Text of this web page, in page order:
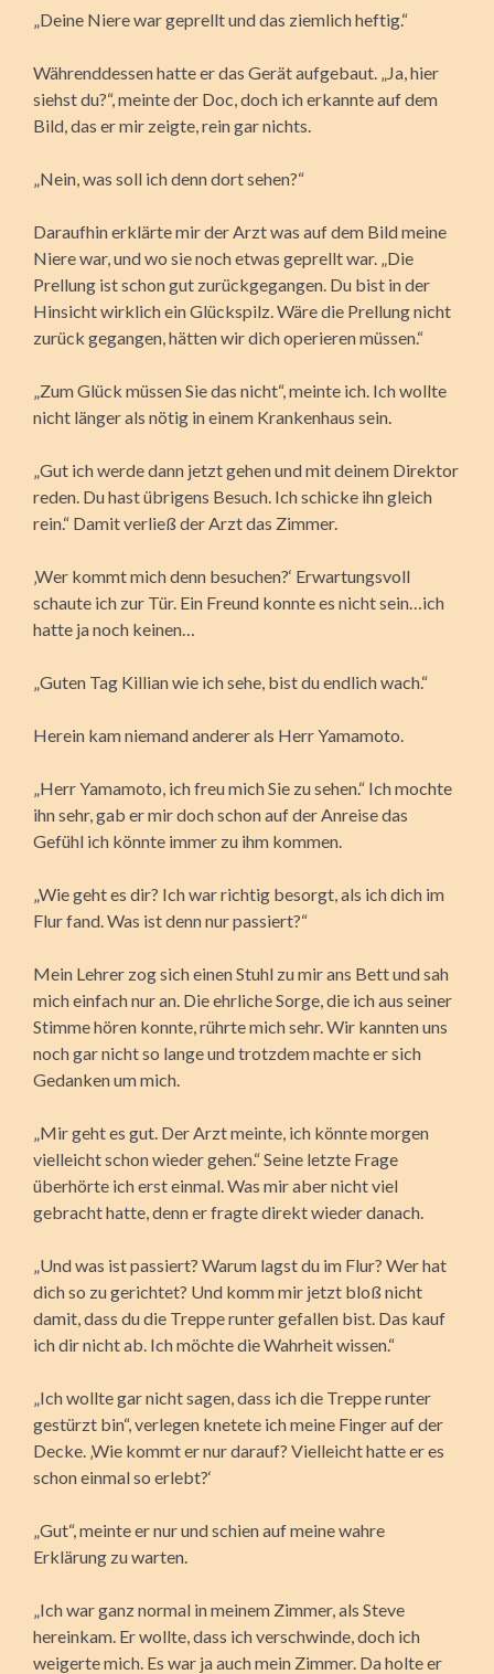
„Deine Niere war geprellt und das ziemlich heftig.“
Währenddessen hatte er das Gerät aufgebaut. „Ja, hier
siehst du?“, meinte der Doc, doch ich erkannte auf dem
Bild, das er mir zeigte, rein gar nichts.
„Nein, was soll ich denn dort sehen?“
Daraufhin erklärte mir der Arzt was auf dem Bild meine
Niere war, und wo sie noch etwas geprellt war. „Die
Prellung ist schon gut zurückgegangen. Du bist in der
Hinsicht wirklich ein Glückspilz. Wäre die Prellung nicht
zurück gegangen, hätten wir dich operieren müssen.“
„Zum Glück müssen Sie das nicht“, meinte ich. Ich wollte
nicht länger als nötig in einem Krankenhaus sein.
„Gut ich werde dann jetzt gehen und mit deinem Direktor
reden. Du hast übrigens Besuch. Ich schicke ihn gleich
rein.“ Damit verließ der Arzt das Zimmer.
‚Wer kommt mich denn besuchen?‘ Erwartungsvoll
schaute ich zur Tür. Ein Freund konnte es nicht sein…ich
hatte ja noch keinen…
„Guten Tag Killian wie ich sehe, bist du endlich wach.“
Herein kam niemand anderer als Herr Yamamoto.
„Herr Yamamoto, ich freu mich Sie zu sehen.“ Ich mochte
ihn sehr, gab er mir doch schon auf der Anreise das
Gefühl ich könnte immer zu ihm kommen.
„Wie geht es dir? Ich war richtig besorgt, als ich dich im
Flur fand. Was ist denn nur passiert?“
Mein Lehrer zog sich einen Stuhl zu mir ans Bett und sah
mich einfach nur an. Die ehrliche Sorge, die ich aus seiner
Stimme hören konnte, rührte mich sehr. Wir kannten uns
noch gar nicht so lange und trotzdem machte er sich
Gedanken um mich.
„Mir geht es gut. Der Arzt meinte, ich könnte morgen
vielleicht schon wieder gehen.“ Seine letzte Frage
überhörte ich erst einmal. Was mir aber nicht viel
gebracht hatte, denn er fragte direkt wieder danach.
„Und was ist passiert? Warum lagst du im Flur? Wer hat
dich so zu gerichtet? Und komm mir jetzt bloß nicht
damit, dass du die Treppe runter gefallen bist. Das kauf
ich dir nicht ab. Ich möchte die Wahrheit wissen.“
„Ich wollte gar nicht sagen, dass ich die Treppe runter
gestürzt bin“, verlegen knetete ich meine Finger auf der
Decke. ‚Wie kommt er nur darauf? Vielleicht hatte er es
schon einmal so erlebt?‘
„Gut“, meinte er nur und schien auf meine wahre
Erklärung zu warten.
„Ich war ganz normal in meinem Zimmer, als Steve
hereinkam. Er wollte, dass ich verschwinde, doch ich
weigerte mich. Es war ja auch mein Zimmer. Da holte er